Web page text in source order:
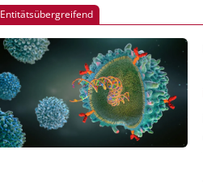
Entitätsübergreifend